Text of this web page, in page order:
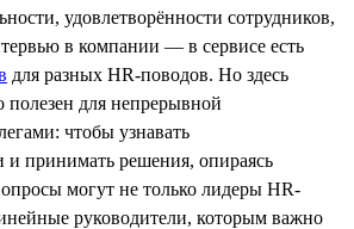
удовлетворённости сотрудников,
в компании — в сервисе есть
для разных HR-поводов. Но здесь
полезен для непрерывной
чтобы узнавать
принимать решения, опираясь
могут не только лидеры HR-
руководители, которым важно